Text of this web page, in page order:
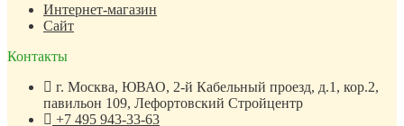
Интернет-магазин
Сайт
Контакты
г. Москва, ЮВАО, 2-й Кабельный проезд, д.1, кор.2,
павильон 109, Лефортовский Стройцентр
+7 495 943-33-63